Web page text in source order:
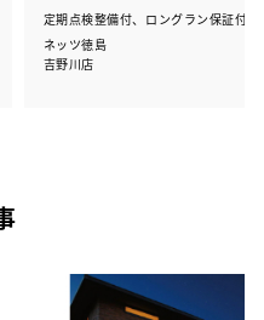
定期点検整備付、ロングラン保証付
ネッツ徳島
吉野川店